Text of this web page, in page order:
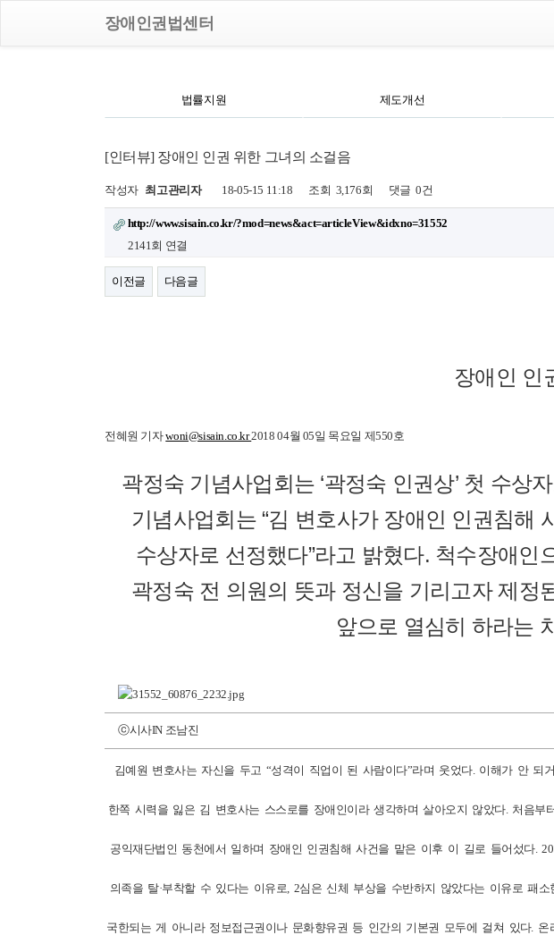
장애인권법센터
법률지원 제도개선
[인터뷰] 장애인 인권 위한 그녀의 소걸음
작성자 최고관리자 18-05-15 11:18 조회 3,176회 댓글 0건
http://www.sisain.co.kr/?mod=news&act=articleView&idxno=31552
2141회 연결
이전글 다음글
장애인 인
전혜원 기자woni@sisain.co.kr2018 04월 05일 목요일 제550호
곽정숙 기념사업회는 ‘곽정숙 인권상’ 첫 수
기념사업회는 “김 변호사가 장애인 인권침해
수상자로 선정했다”라고 밝혔다. 척수장애
곽정숙 전 의원의 뜻과 정신을 기리고자 제정
앞으로 열심히 하라는
ⓒ시사IN 조남진
김예원 변호사는 자신을 두고 “성격이 직업이 된 사람이다”라며 웃었다. 이해가 안
한쪽 시력을 잃은 김 변호사는 스스로를 장애인이라 생각하며 살아오지 않았다. 처음
공익재단법인 동천에서 일하며 장애인 인권침해 사건을 맡은 이후 이 길로 들어섰다.
의족을 탈·부착할 수 있다는 이유로, 2심은 신체 부상을 수반하지 않았다는 이유로 패
국한되는 게 아니라 정보접근권이나 문화향유권 등 인간의 기본권 모두에 걸쳐 있다.